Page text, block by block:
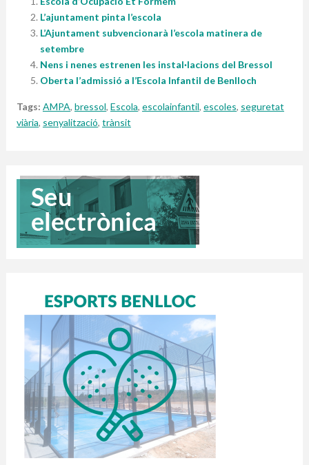
L’ajuntament pinta l’escola
L’Ajuntament subvencionarà l’escola matinera de
setembre
Nens i nenes estrenen les instal·lacions del Bressol
Oberta l’admissió a l’Escola Infantil de Benlloch
Tags: AMPA, bressol, Escola, escolainfantil, escoles, seguretat
viària, senyalització, trànsit